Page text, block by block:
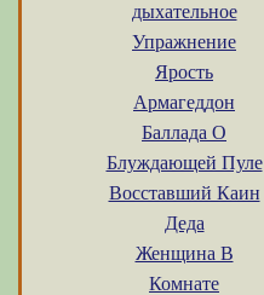
дыхательное
Упражнение
Ярость
Армагеддон
Баллада О
Блуждающей Пуле
Восставший Каин
Деда
Женщина В
Комнате